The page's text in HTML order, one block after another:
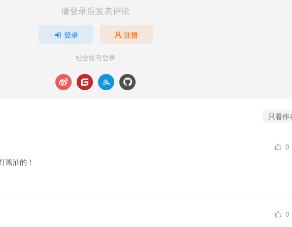
请登录后发表评论
登录 注册
社交账号登录
只看作
0
酱油的！
0